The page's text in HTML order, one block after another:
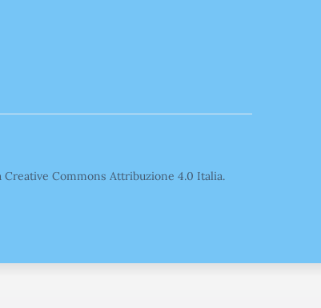
Commons Attribuzione 4.0 Italia.